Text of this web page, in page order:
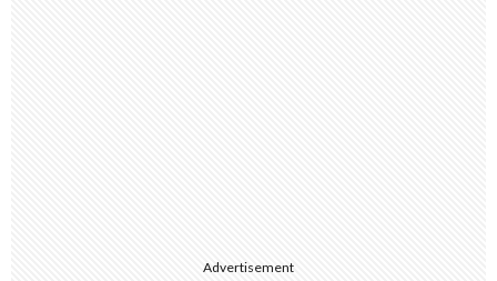
Advertisement